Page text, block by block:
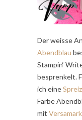
Der weisse
Abendblau
Stampin‘
besprenkelt.
ich eine
Farbe
mit Versamark